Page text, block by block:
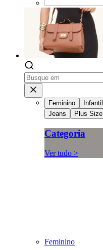
Feminino Infantil
Jeans
Plus Size
Categoria
Ver tudo >
Feminino